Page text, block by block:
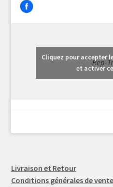
Rep-
Cliquez pour accepter
et activer
Livraison et Retour
Conditions générales de vente